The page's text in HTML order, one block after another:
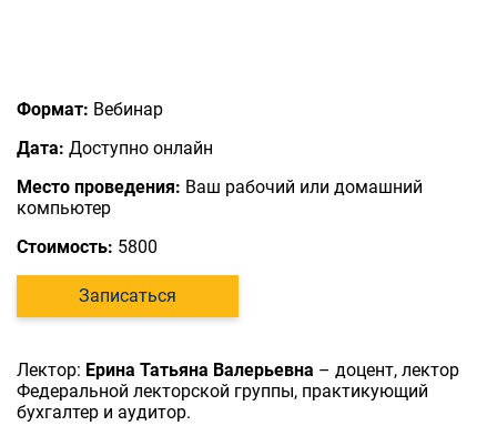
Формат: Вебинар
Дата: Доступно онлайн
Место проведения: Ваш рабочий или домашний
компьютер
Стоимость: 5800
Записаться
Лектор: Ерина Татьяна Валерьевна – доцент, лектор
Федеральной лекторской группы, практикующий
бухгалтер и аудитор.